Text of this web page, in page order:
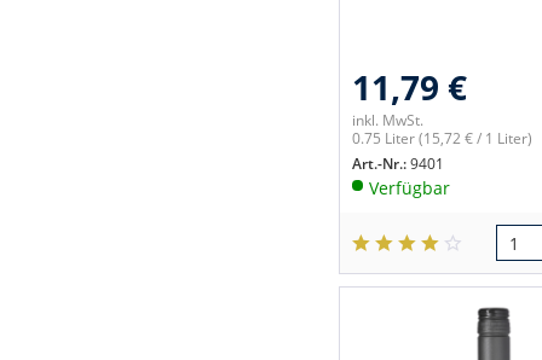
11,79 €
inkl. MwSt.
0.75 Liter(15,72 € / 1 Liter)
Art.-Nr.:9401
Verfügbar